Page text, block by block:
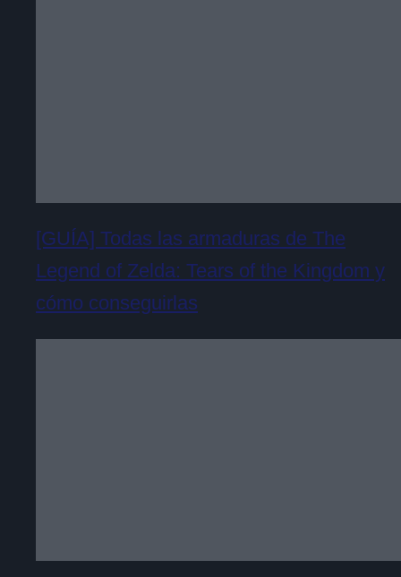
[GUÍA] Todas las armaduras de The
Legend of Zelda: Tears of the Kingdom y
cómo conseguirlas